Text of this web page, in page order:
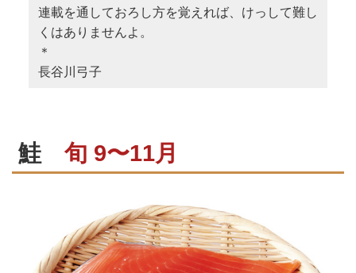
連載を通しておろし方を覚えれば、けっして難し
くはありませんよ。
＊
長谷川弓子
鮭 旬 9〜11月